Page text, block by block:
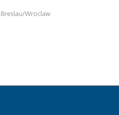
Wroclaw